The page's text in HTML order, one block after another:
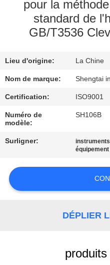
CONTRÔLE
CONTACTEZ-
NOUS
CITATION
PLAN
pour la
standard de
GB/T3536
Lieu d'origine: La Chine
Nom de marque: Shengtai
Certification: ISO9001
Numéro de
modèle:
SH106B
Surligner:
DÉPLIER